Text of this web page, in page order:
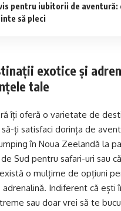
pentru iubitorii de aventură:
să pleci
exotice și
tale
îți oferă o varietate de
ți satisfaci dorința de
în Noua Zeelandă la
Sud pentru safari-uri sau
o mulțime de opțiuni
Indiferent că ești
sau doar vrei să te